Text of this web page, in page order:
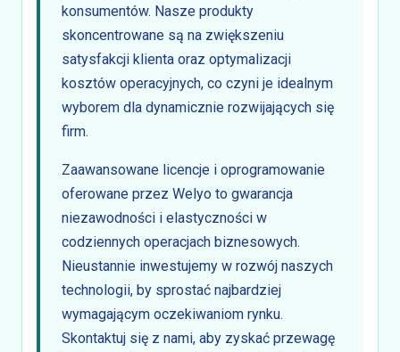
konsumentów. Nasze produkty
skoncentrowane są na zwiększeniu
satysfakcji klienta oraz optymalizacji
kosztów operacyjnych, co czyni je idealnym
wyborem dla dynamicznie rozwijających się
firm.
Zaawansowane licencje i oprogramowanie
oferowane przez Welyo to gwarancja
niezawodności i elastyczności w
codziennych operacjach biznesowych.
Nieustannie inwestujemy w rozwój naszych
technologii, by sprostać najbardziej
wymagającym oczekiwaniom rynku.
Skontaktuj się z nami, aby zyskać przewagę